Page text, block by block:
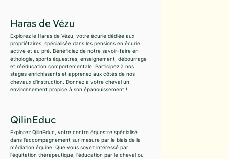
Haras de Vézu
Explorez le Haras de Vézu, votre écurie dédiée aux
propriétaires, spécialisée dans les pensions en écurie
active et au pré. Bénéficiez de notre savoir-faire en
éthologie, sports équestres, enseignement, débourrage
et rééducation comportementale. Participez à nos
stages enrichissants et apprenez aux côtés de nos
chevaux d'instruction. Donnez à votre cheval un
environnement propice à son épanouissement !
QilinEduc
Explorez QilinEduc, votre centre équestre spécialisé
dans l'accompagnement sur mesure par le biais de la
médiation équine. Que vous soyez intéressé par
l'équitation thérapeutique, l'éducation par le cheval ou